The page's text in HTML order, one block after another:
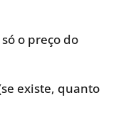
o preço do
existe, quanto